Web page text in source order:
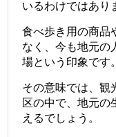
いるわけではあり
食べ歩き用の商品
なく、今も地元の
場という印象です。
その意味では、観
区の中で、地元の
えるでしょう。